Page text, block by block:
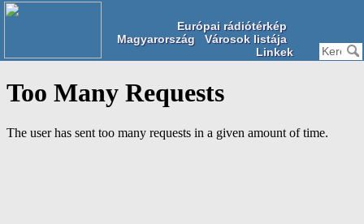
Európai rádiótérkép
Magyarország
Városok listája
Linkek